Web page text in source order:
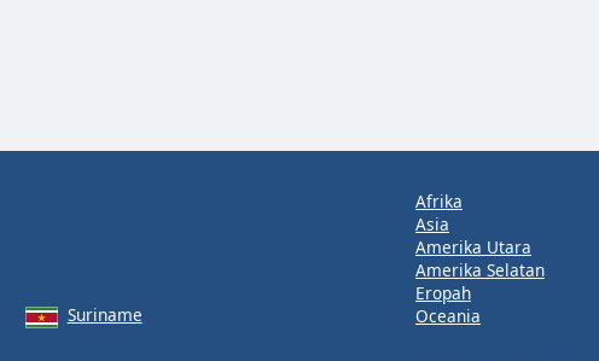
Suriname
Afrika
Asia
Amerika Utara
Amerika Selatan
Eropah
Oceania